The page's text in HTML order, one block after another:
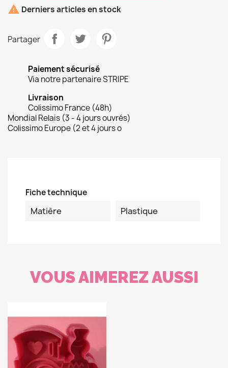
 Derniers articles en stock
Partager
Paiement sécurisé
Via notre partenaire STRIPE
Livraison
Colissimo France (48h)
Mondial Relais (3 - 4 jours ouvrés)
Colissimo Europe (2 et 4 jours o
Fiche technique
Matière Plastique
VOUS AIMEREZ AUSSI